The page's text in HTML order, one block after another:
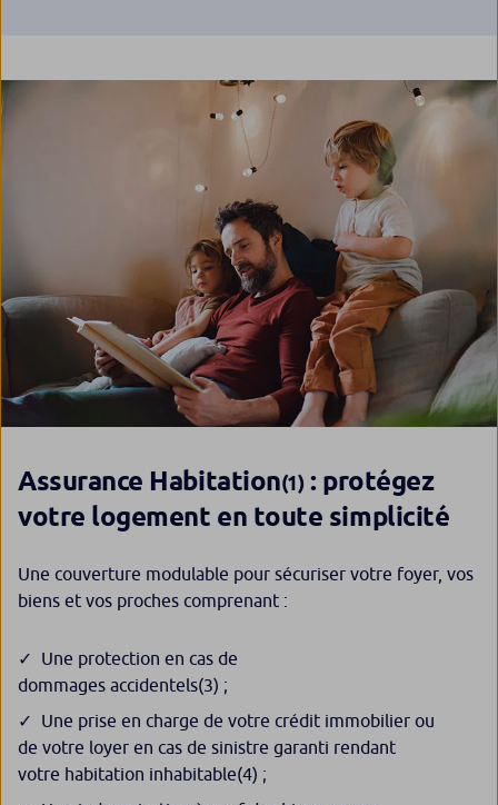
Assurance Habitation(1) : protégez
votre logement en toute simplicité
Une couverture modulable pour sécuriser votre foyer, vos
biens et vos proches comprenant :
Une protection en cas de
dommages accidentels(3) ;
Une prise en charge de votre crédit immobilier ou
de votre loyer en cas de sinistre garanti rendant
votre habitation inhabitable(4) ;